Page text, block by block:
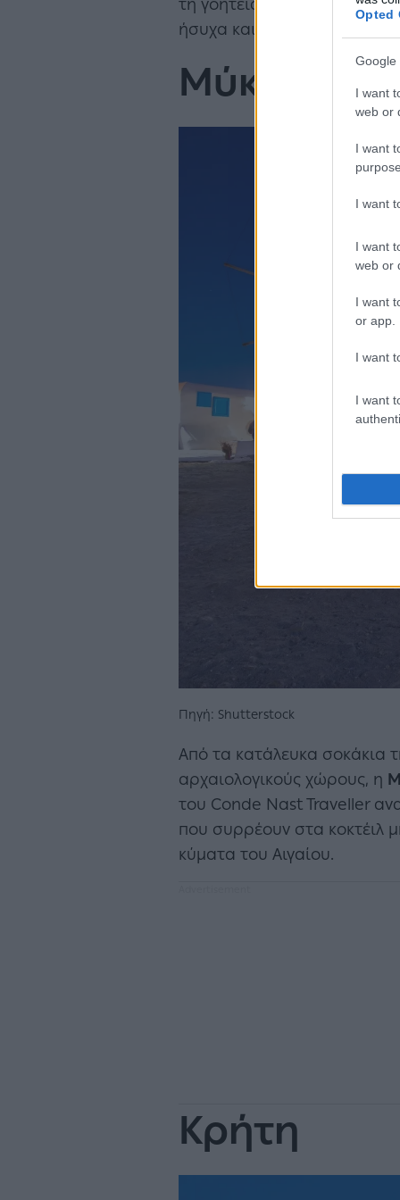
Opted
Google
I want
web or
I want
I want
I want
web or
I want
or app.
I want
I want
τη γοητεία της
ήσυχα και αυθεντικά χωριά
Μύκονος
Πηγή: Shutterstock
Από τα κατάλευκα σοκάκια
αρχαιολογικούς χώρους, η
του Conde Nast Traveller
που συρρέουν στα κοκτέιλ
κύματα του Αιγαίου.
Κρήτη